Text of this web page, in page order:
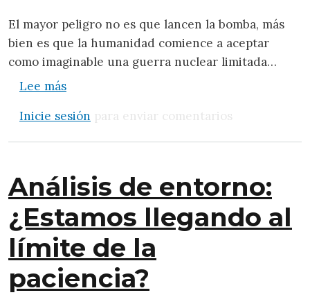
El mayor peligro no es que lancen la bomba, más
bien es que la humanidad comience a aceptar
como imaginable una guerra nuclear limitada…
Lee mássobre Peligroso: la humanidad comienza
Inicie sesión para enviar comentarios
Análisis de entorno:
¿Estamos llegando al
límite de la
paciencia?